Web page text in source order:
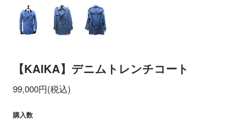
【KAIKA】デニムトレンチコート
99,000円(税込)
購入数